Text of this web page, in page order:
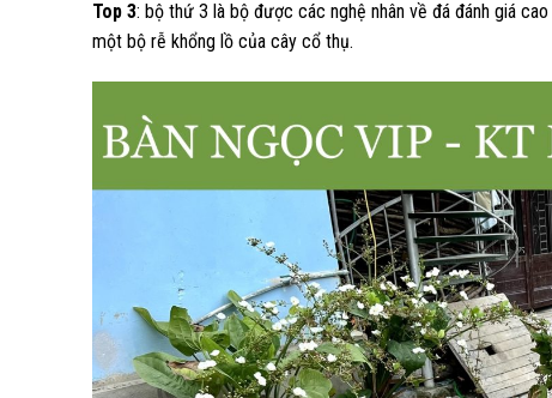
Top 3: bộ thứ 3 là bộ được các nghệ nhân về đá đánh giá
một bộ rễ khổng lồ của cây cổ thụ.